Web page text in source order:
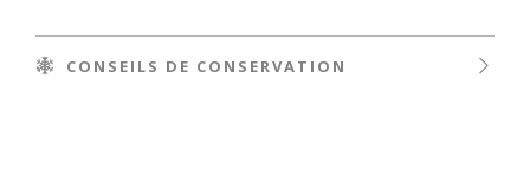
CONSEILS DE CONSERVATION